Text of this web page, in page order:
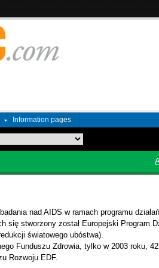
Information pages
nad AIDS w ramach programu
się stworzony został Europejski Program
światowego ubóstwa).
Funduszu Zdrowia, tylko w 2003 roku,
Rozwoju EDF.